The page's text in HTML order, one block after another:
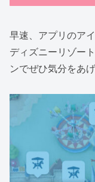
早速、アプリのア
ディズニーリゾー
ンでぜひ気分をあ